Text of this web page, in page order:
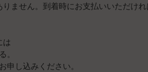
ません。到着時にお支払いいただけれ
は
。
お申し込みください。